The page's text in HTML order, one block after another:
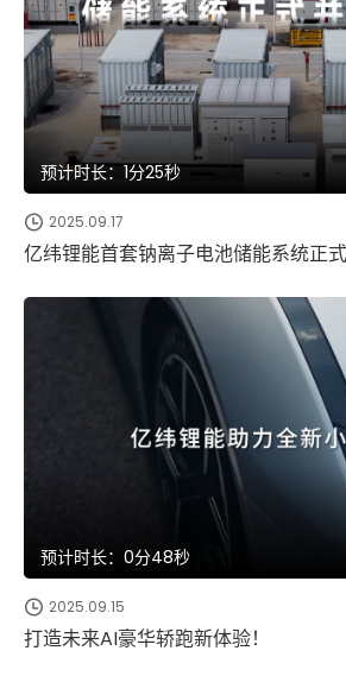
预计时长：1分25秒
2025.09.17
亿纬锂能首套钠离子电池储能系统正式
预计时长：0分48秒
2025.09.15
打造未来AI豪华轿跑新体验！